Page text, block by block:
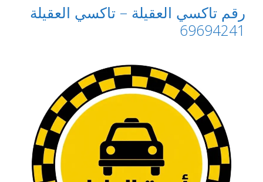
رقم تاكسي العقيلة – تاكسي العقيلة
69694241